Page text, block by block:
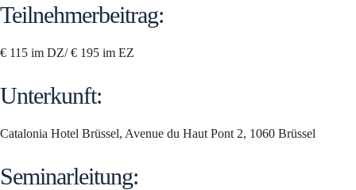
Teilnehmerbeitrag:
€ 115 im DZ/ € 195 im EZ
Unterkunft:
Catalonia Hotel Brüssel, Avenue du Haut Pont 2, 1060 Brüssel
Seminarleitung: